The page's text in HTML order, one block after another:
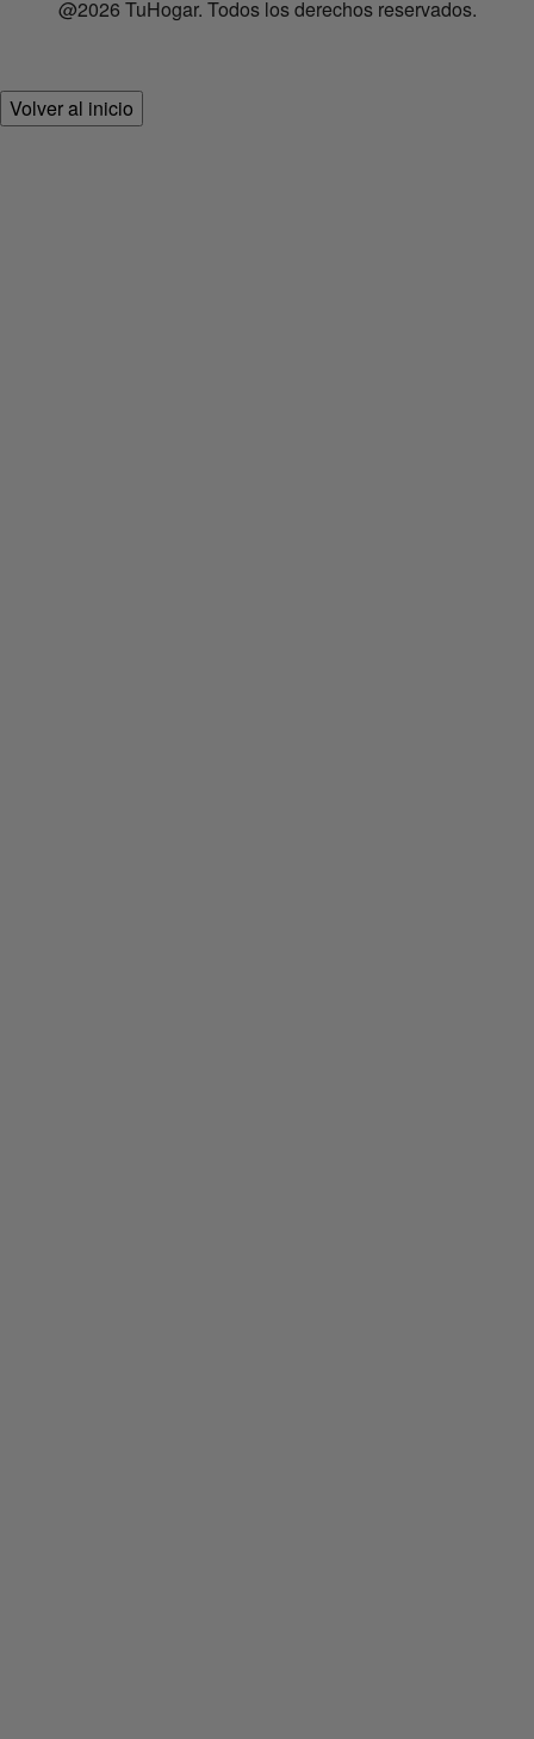
@2026 TuHogar. Todos los derechos reservados.
Volver al inicio